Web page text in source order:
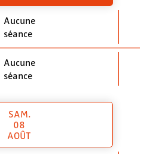
Aucune
séance
Aucune
séance
SAM.
08
AOÛT